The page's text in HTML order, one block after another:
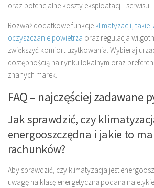
oraz potencjalne koszty eksploatacji i serwisu.
Rozważ dodatkowe funkcje klimatyzacji, takie
oczyszczanie powietrza oraz regulacja
zwiększyć komfort użytkowania. Wybieraj
dostępnością na rynku lokalnym oraz
znanych marek.
FAQ – najczęściej zadawane
Jak sprawdzić, czy
energooszczędna i jakie to
rachunków?
Aby sprawdzić, czy klimatyzacja jest
uwagę na klasę energetyczną podaną na